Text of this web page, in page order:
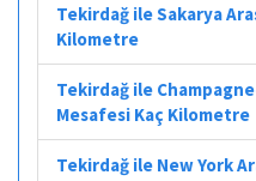
Tekirdağ ile Sakarya
Kilometre
Tekirdağ ile
Mesafesi Kaç Kilometre
Tekirdağ ile New York